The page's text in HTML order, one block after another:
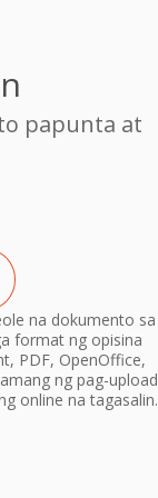
papunta at
na dokumento sa
format ng opisina
PDF, OpenOffice,
ng pag-upload
online na tagasalin.